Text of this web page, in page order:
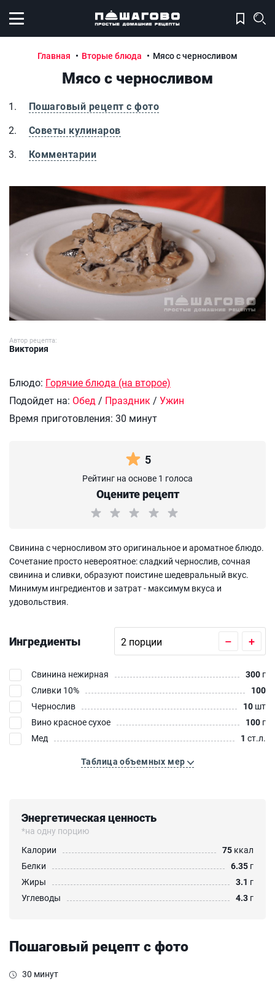
Открыть меню
Главная Вторые блюда Мясо с черносливом
Мясо с черносливом
Пошаговый рецепт с фото
Советы кулинаров
Комментарии
Мясо с черносливом
Автор рецепта:
Виктория
Блюдо: Горячие блюда (на второе)
Подойдет на: Обед/ Праздник/ Ужин
Время приготовления: 30 минут
5
Рейтинг на основе 1 голоса
Оцените рецепт
Свинина с черносливом это оригинальное и ароматное блюдо.
Сочетание просто невероятное: сладкий чернослив, сочная
свинина и сливки, образуют поистине шедевральный вкус.
Минимум ингредиентов и затрат - максимум вкуса и
удовольствия.
Ингредиенты – +
Свинина нежирная 300 г
Сливки 10%
100
Чернослив
10 шт
Вино красное сухое
100 г
Мед
1 ст.л.
Таблица объемных мер
Энергетическая ценность
*на одну порцию
Калории
75 ккал
Белки
6.35 г
Жиры
3.1 г
Углеводы
4.3 г
Пошаговый рецепт с фото
30 минут